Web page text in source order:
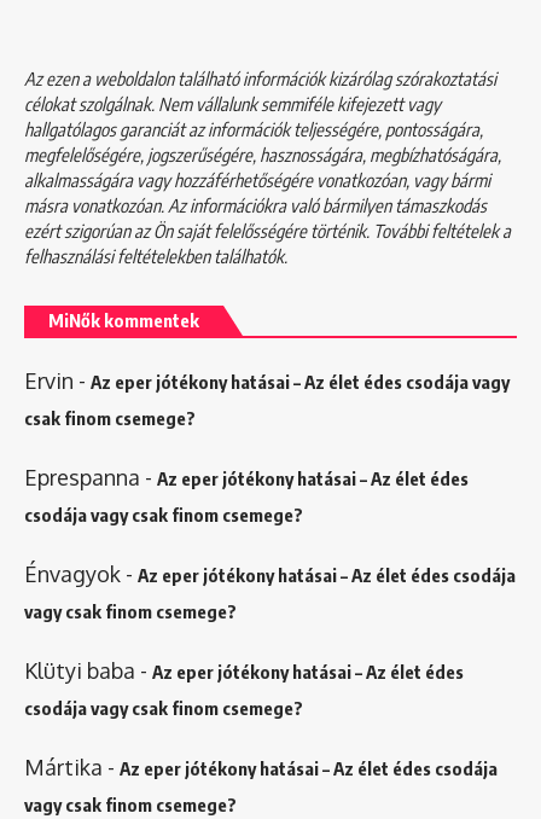
Az ezen a weboldalon található információk kizárólag szórakoztatási
célokat szolgálnak. Nem vállalunk semmiféle kifejezett vagy
hallgatólagos garanciát az információk teljességére, pontosságára,
megfelelőségére, jogszerűségére, hasznosságára, megbízhatóságára,
alkalmasságára vagy hozzáférhetőségére vonatkozóan, vagy bármi
másra vonatkozóan. Az információkra való bármilyen támaszkodás
ezért szigorúan az Ön saját felelősségére történik. További feltételek a
felhasználási feltételekbentalálhatók.
MiNők kommentek
Ervin - Az eper jótékony hatásai – Az élet édes csodája vagy
csak finom csemege?
Eprespanna - Az eper jótékony hatásai – Az élet édes
csodája vagy csak finom csemege?
Énvagyok - Az eper jótékony hatásai – Az élet édes csodája
vagy csak finom csemege?
Klütyi baba - Az eper jótékony hatásai – Az élet édes
csodája vagy csak finom csemege?
Mártika - Az eper jótékony hatásai – Az élet édes csodája
vagy csak finom csemege?